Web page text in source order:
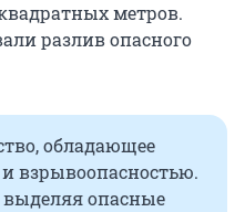
метров.
разлив опасного
обладающее
взрывоопасностью.
выделяя опасные